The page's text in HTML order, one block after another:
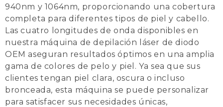
940nm y 1064nm, proporcionando una cobertura
completa para diferentes tipos de piel y cabello.
Las cuatro longitudes de onda disponibles en
nuestra máquina de depilación láser de diodo
OEM aseguran resultados óptimos en una amplia
gama de colores de pelo y piel. Ya sea que sus
clientes tengan piel clara, oscura o incluso
bronceada, esta máquina se puede personalizar
para satisfacer sus necesidades únicas,